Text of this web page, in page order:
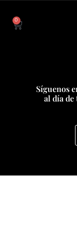
0
Síguenos
al día de